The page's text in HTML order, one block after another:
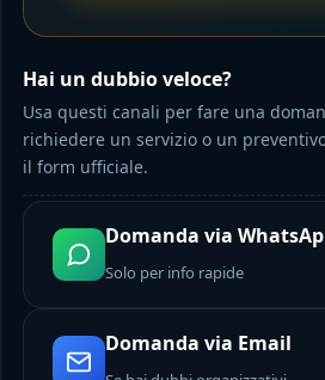
Hai un dubbio veloce?
Usa questi canali per fare una
richiedere un servizio o un
il form ufficiale.
Domanda via
Solo per info rapide
Domanda via Email